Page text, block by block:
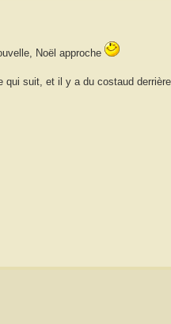
Noël approche
qui suit, et il y a du costaud